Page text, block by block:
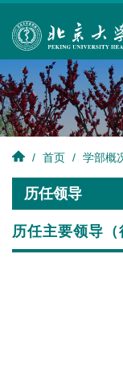
/ 首页 / 学部概
历任领导
历任主要领导（